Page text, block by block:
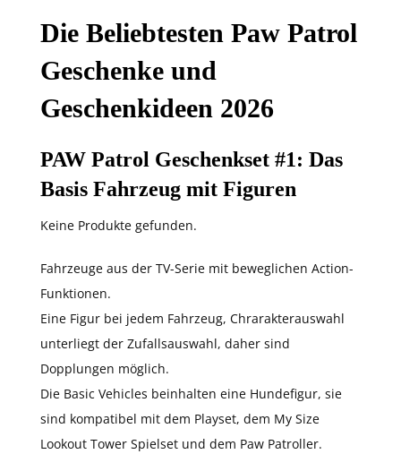
Die Beliebtesten Paw Patrol
Geschenke und
Geschenkideen 2026
PAW Patrol Geschenkset #1: Das
Basis Fahrzeug mit Figuren
Keine Produkte gefunden.
Fahrzeuge aus der TV-Serie mit beweglichen Action-
Funktionen.
Eine Figur bei jedem Fahrzeug, Chrarakterauswahl
unterliegt der Zufallsauswahl, daher sind
Dopplungen möglich.
Die Basic Vehicles beinhalten eine Hundefigur, sie
sind kompatibel mit dem Playset, dem My Size
Lookout Tower Spielset und dem Paw Patroller.